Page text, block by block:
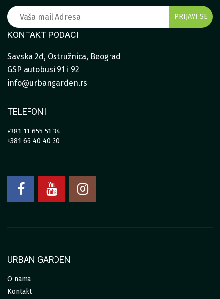
KONTAKT PODACI
Savska 2đ, Ostružnica, Beograd
GSP autobusi 91 i 92
info@urbangarden.rs
TELEFONI
+381 11 655 51 34
+381 66 40 40 30
URBAN GARDEN
O nama
Kontakt